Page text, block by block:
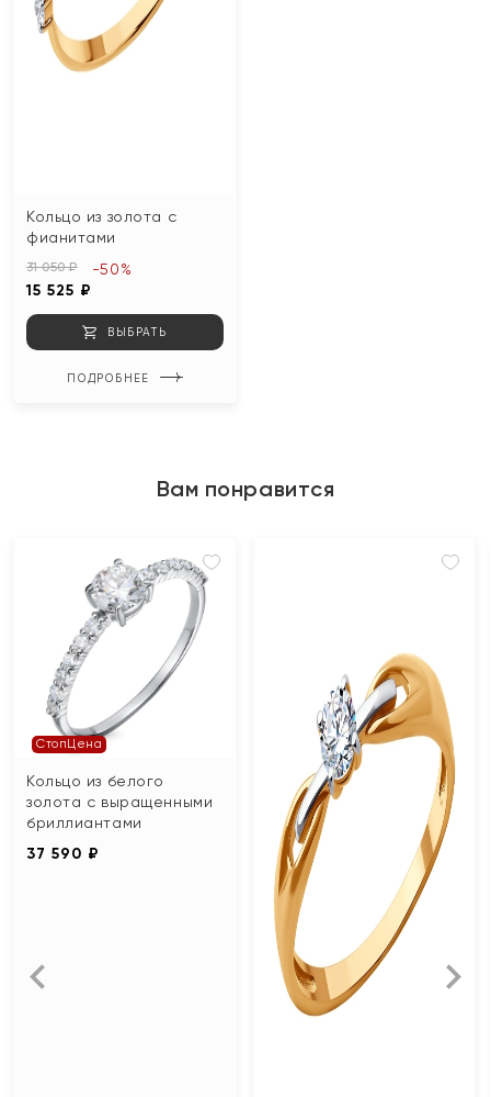
Кольцо из золота с
фианитами
31 050 ₽
15 525 ₽
-50%
ВЫБРАТЬ
ПОДРОБНЕЕ
Вам понравится
СтопЦена
Кольцо из белого
золота с выращенными
бриллиантами
37 590 ₽